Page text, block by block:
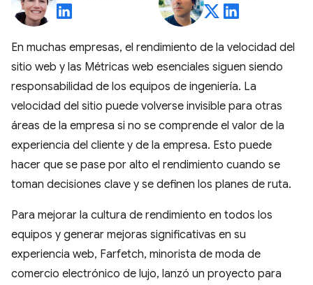
En muchas empresas, el rendimiento de la velocidad del
sitio web y las Métricas web esenciales siguen siendo
responsabilidad de los equipos de ingeniería. La
velocidad del sitio puede volverse invisible para otras
áreas de la empresa si no se comprende el valor de la
experiencia del cliente y de la empresa. Esto puede
hacer que se pase por alto el rendimiento cuando se
toman decisiones clave y se definen los planes de ruta.
Para mejorar la cultura de rendimiento en todos los
equipos y generar mejoras significativas en su
experiencia web, Farfetch, minorista de moda de
comercio electrónico de lujo, lanzó un proyecto para